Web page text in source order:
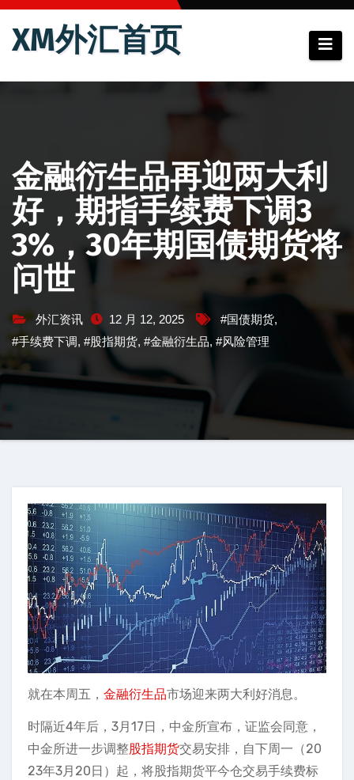
跳
XM外汇首页
金融衍生品再迎两大利
好，期指手续费下调3
3%，30年期国债期货将
问世
外汇资讯 12 月 12, 2025 #国债期货,
#手续费下调, #股指期货, #金融衍生品, #风险管理
就在本周五， 金融衍生品市场迎来两大利好消息。
时隔近4年后，3月17日，中金所宣布，证监会同意，
中金所进一步调整股指期货交易安排，自下周一（20
23年3月20日）起，将股指期货平今仓交易手续费标